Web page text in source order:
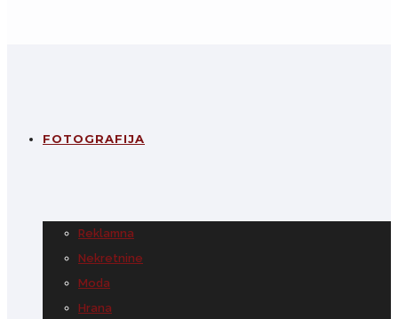
FOTOGRAFIJA
Reklamna
Nekretnine
Moda
Hrana